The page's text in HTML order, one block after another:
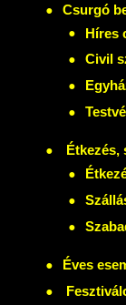
Csurgó
Híres
Civil
Étkezés,
Éves